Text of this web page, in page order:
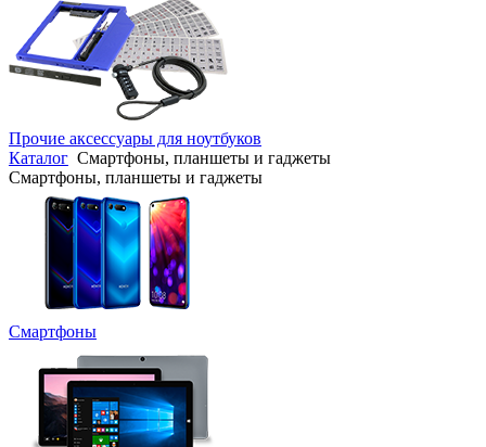
Прочие аксессуары для ноутбуков
Каталог Смартфоны, планшеты и гаджеты
Смартфоны, планшеты и гаджеты
Смартфоны